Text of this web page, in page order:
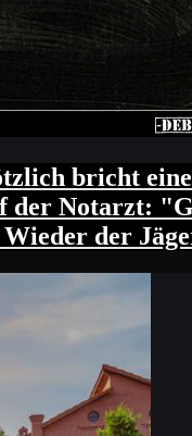
bricht
Notarzt:
der